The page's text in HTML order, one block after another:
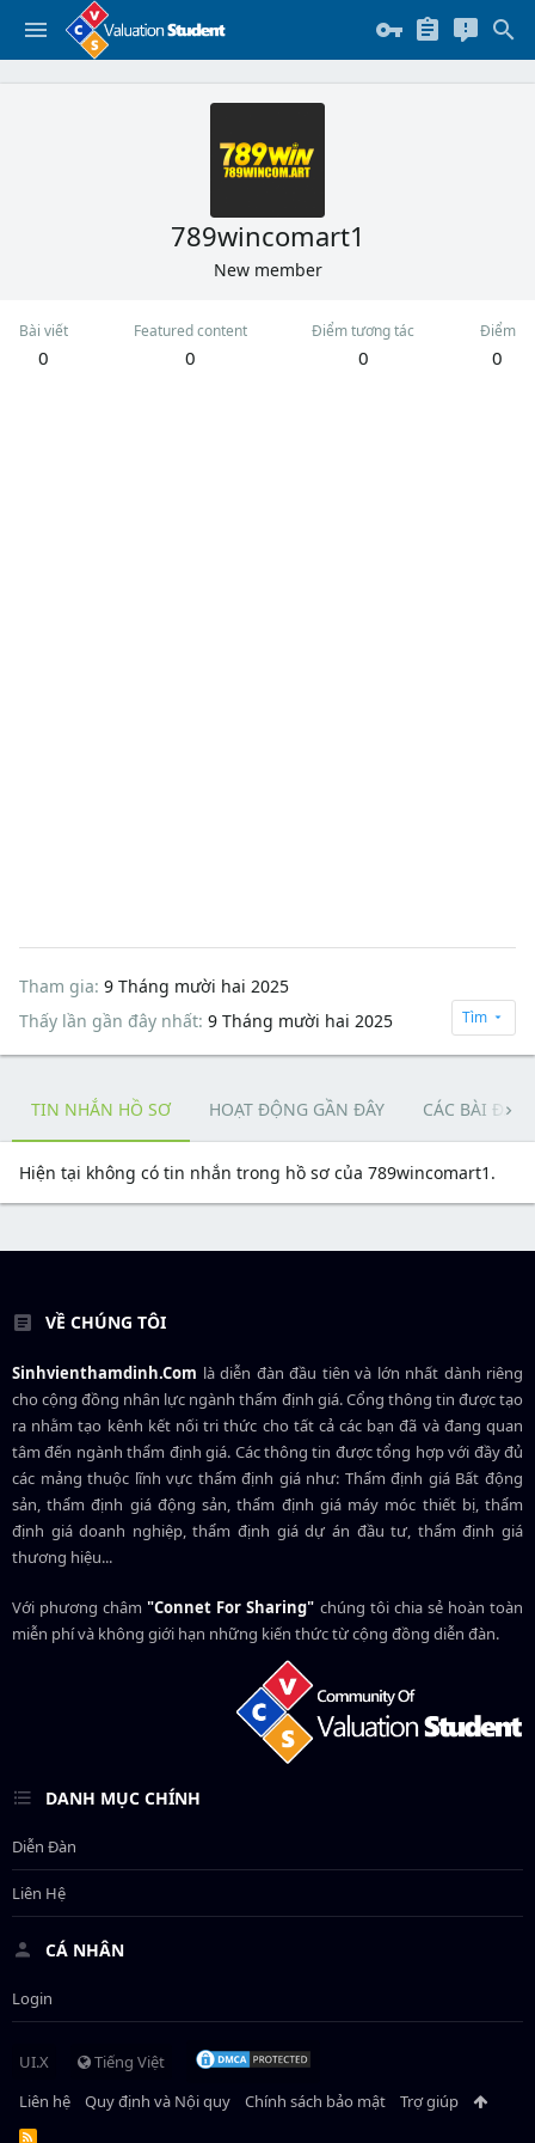
789wincomart1
New member
Bài viết
0
Featured content
0
Điểm tương tác
0
Điểm
0
Tham gia 9 Tháng mười hai 2025
Thấy lần gần đây nhất 9 Tháng mười hai 2025 Tìm
TIN NHẮN HỒ SƠ HOẠT ĐỘNG GẦN ĐÂY CÁC BÀI
Hiện tại không có tin nhắn trong hồ sơ của 789wincomart1.
VỀ CHÚNG TÔI
Sinhvienthamdinh.Com là diễn đàn đầu tiên và lớn nhất dành riêng
cho cộng đồng nhân lực ngànhthẩm định giá. Cổng thông tin được tạo
ra nhằm tạo kênh kết nối tri thức cho tất cả các bạn đã và đang quan
tâm đến ngành thẩm định giá. Các thông tin được tổng hợp với đầy đủ
các mảng thuộc lĩnh vực thẩm định giá như: Thẩm định giá Bất động
sản, thẩm định giá động sản, thẩm định giá máy móc thiết bị, thẩm
định giá doanh nghiệp, thẩm định giá dự án đầu tư, thẩm định giá
thương hiệu...
Với phương châm"Connet For Sharing" chúng tôi chia sẻ hoàn toàn
miễn phí và không giới hạn những kiến thức từ cộng đồng diễn đàn.
DANH MỤC CHÍNH
Diễn Đàn
Liên Hệ
CÁ NHÂN
Login
UI.X
Tiếng Việt
Liên hệ
Quy định và Nội quy Chính sách bảo mật Trợ giúp
R